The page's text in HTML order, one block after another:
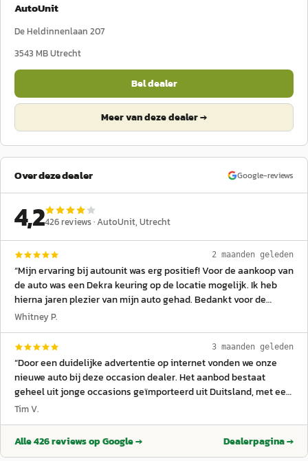
AutoUnit
De Heldinnenlaan 207
3543 MBUtrecht
Bel dealer
Meer van deze dealer →
Over deze dealer Google-reviews
4,2426reviews ·AutoUnit, Utrecht
2 maanden geleden
“Mijn ervaring bij autounit was erg positief! Voor de aankoop van
de auto was een Dekra keuring op de locatie mogelijk. Ik heb
hierna jaren plezier van mijn auto gehad. Bedankt voor de
uitstekende service en professionele communicatie.
Whitney P.
3 maanden geleden
“Door een duidelijke advertentie op internet vonden we onze
nieuwe auto bij deze occasion dealer. Het aanbod bestaat
geheel uit jonge occasions geïmporteerd uit Duitsland, met een
volledige en gecontroleerde onderhoudshistorie. Het contact
reeds langskomen om een proefrit te maken. De ontvangst was
vriendelijk en voldoende deskundig, en de auto bleek exact
Tim V.
Alle426reviews op Google → Dealerpagina →